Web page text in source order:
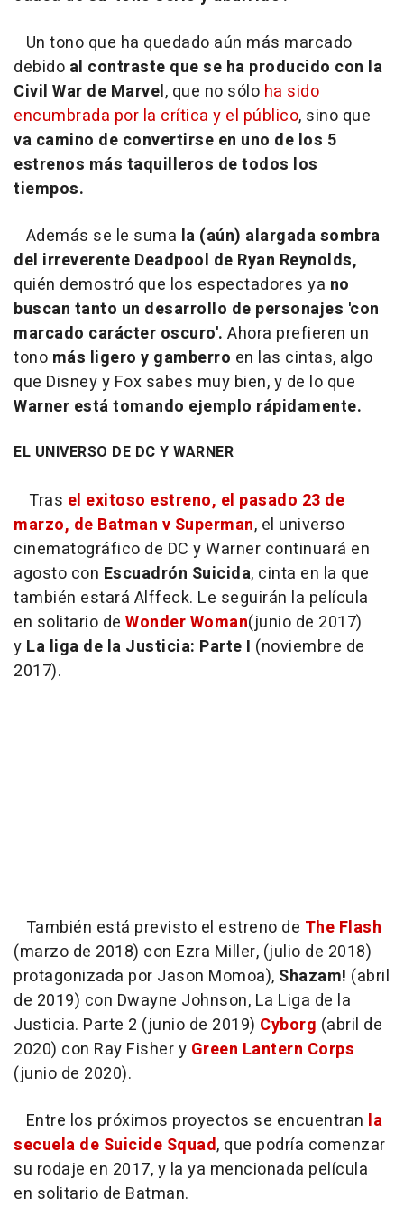
Un tono que ha quedado aún más marcado
debido al contraste que se ha producido con la
Civil War de Marvel, que no sólo ha sido
encumbrada por la crítica y el público, sino que
va camino de convertirse en uno de los 5
estrenos más taquilleros de todos los
tiempos.
Además se le suma la (aún) alargada sombra
del irreverente Deadpool de Ryan Reynolds,
quién demostró que los espectadores ya no
buscan tanto un desarrollo de personajes 'con
marcado carácter oscuro'. Ahora prefieren un
tono más ligero y gamberro en las cintas, algo
que Disney y Fox sabes muy bien, y de lo que
Warner está tomando ejemplo rápidamente.
EL UNIVERSO DE DC Y WARNER
Tras el exitoso estreno, el pasado 23 de
marzo, de Batman v Superman, el universo
cinematográfico de DC y Warner continuará en
agosto con Escuadrón Suicida, cinta en la que
también estará Alffeck. Le seguirán la película
en solitario de Wonder Woman(junio de 2017)
y La liga de la Justicia: Parte I (noviembre de
2017).
También está previsto el estreno de The Flash
(marzo de 2018) con Ezra Miller, (julio de 2018)
protagonizada por Jason Momoa), Shazam! (abril
de 2019) con Dwayne Johnson, La Liga de la
Justicia. Parte 2 (junio de 2019) Cyborg (abril de
2020) con Ray Fisher y Green Lantern Corps
(junio de 2020).
Entre los próximos proyectos se encuentran la
secuela de Suicide Squad, que podría comenzar
su rodaje en 2017, y la ya mencionada película
en solitario de Batman.